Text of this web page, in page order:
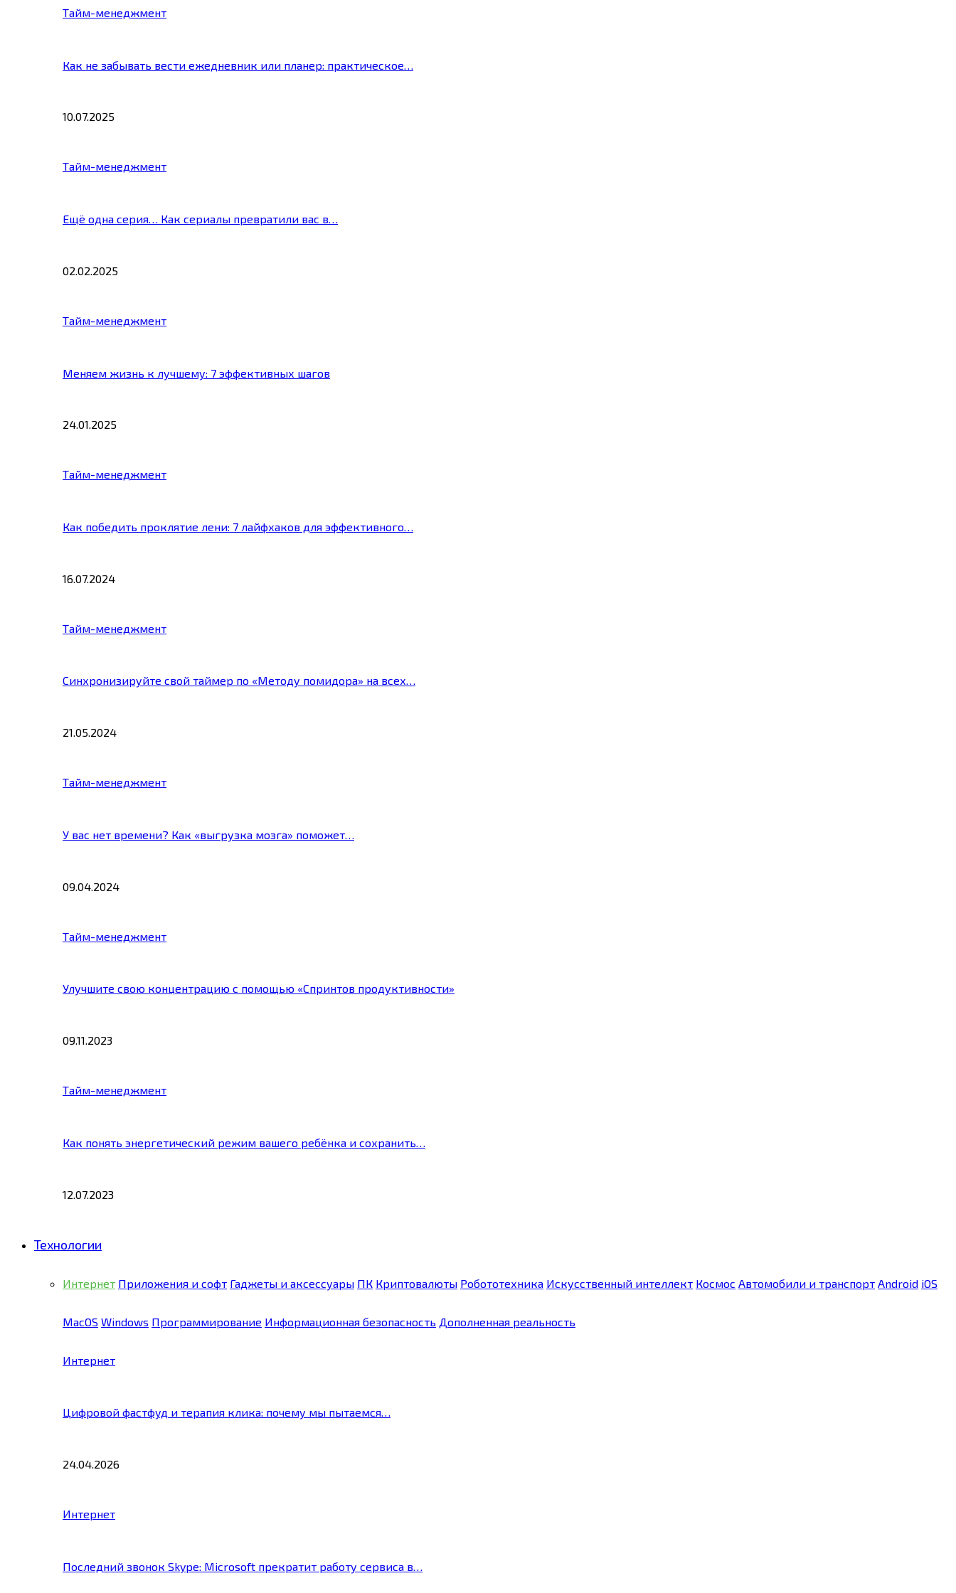
Тайм-менеджмент
Как не забывать вести ежедневник или планер: практическое…
10.07.2025
Тайм-менеджмент
Ещё одна серия… Как сериалы превратили вас в…
02.02.2025
Тайм-менеджмент
Меняем жизнь к лучшему: 7 эффективных шагов
24.01.2025
Тайм-менеджмент
Как победить проклятие лени: 7 лайфхаков для эффективного…
16.07.2024
Тайм-менеджмент
Синхронизируйте свой таймер по «Методу помидора» на всех…
21.05.2024
Тайм-менеджмент
У вас нет времени? Как «выгрузка мозга» поможет…
09.04.2024
Тайм-менеджмент
Улучшите свою концентрацию с помощью «Спринтов продуктивности»
09.11.2023
Тайм-менеджмент
Как понять энергетический режим вашего ребёнка и сохранить…
12.07.2023
Технологии
Интернет Приложения и софт Гаджеты и аксессуары ПК Криптовалюты Робототехника Искусственный интеллект Космос Автомобили и транспорт Android iOS
MacOS Windows Программирование Информационная безопасность Дополненная реальность
Интернет
Цифровой фастфуд и терапия клика: почему мы пытаемся…
24.04.2026
Интернет
Последний звонок Skype: Microsoft прекратит работу сервиса в…